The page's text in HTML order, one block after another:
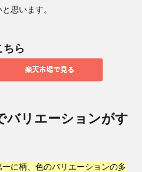
思います。
ちら
バリエーションがす
に柄、色のバリエーションの多